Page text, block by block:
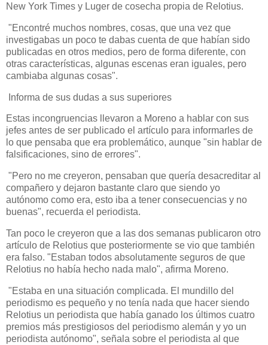
New York Times y Luger de cosecha propia de Relotius.
"Encontré muchos nombres, cosas, que una vez que
investigabas un poco te dabas cuenta de que habían sido
publicadas en otros medios, pero de forma diferente, con
otras características, algunas escenas eran iguales, pero
cambiaba algunas cosas".
Informa de sus dudas a sus superiores
Estas incongruencias llevaron a Moreno a hablar con sus
jefes antes de ser publicado el artículo para informarles de
lo que pensaba que era problemático, aunque "sin hablar de
falsificaciones, sino de errores".
"Pero no me creyeron, pensaban que quería desacreditar al
compañero y dejaron bastante claro que siendo yo
autónomo como era, esto iba a tener consecuencias y no
buenas", recuerda el periodista.
Tan poco le creyeron que a las dos semanas publicaron otro
artículo de Relotius que posteriormente se vio que también
era falso. "Estaban todos absolutamente seguros de que
Relotius no había hecho nada malo", afirma Moreno.
"Estaba en una situación complicada. El mundillo del
periodismo es pequeño y no tenía nada que hacer siendo
Relotius un periodista que había ganado los últimos cuatro
premios más prestigiosos del periodismo alemán y yo un
periodista autónomo", señala sobre el periodista al que